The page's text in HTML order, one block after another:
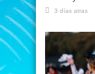
3 días atras